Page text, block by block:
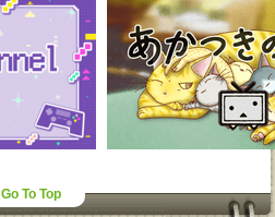
Go To Top